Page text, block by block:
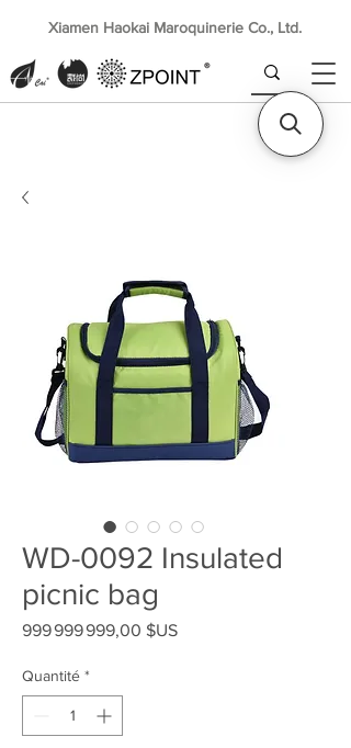
Xiamen Haokai Maroquinerie Co., Ltd.
WD-0092 Insulated
picnic bag
999 999 999,00 $USPrix
Quantité *